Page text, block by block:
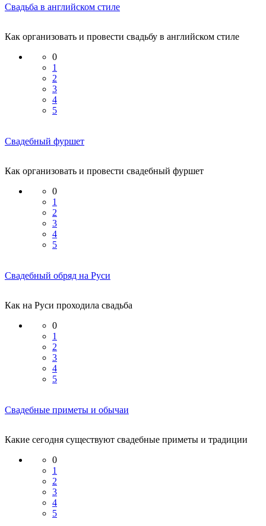
Свадьба в английском стиле
Как организовать и провести свадьбу в английском стиле
0
1
2
3
4
5
Свадебный фуршет
Как организовать и провести свадебный фуршет
0
1
2
3
4
5
Свадебный обряд на Руси
Как на Руси проходила свадьба
0
1
2
3
4
5
Свадебные приметы и обычаи
Какие сегодня существуют свадебные приметы и традиции
0
1
2
3
4
5